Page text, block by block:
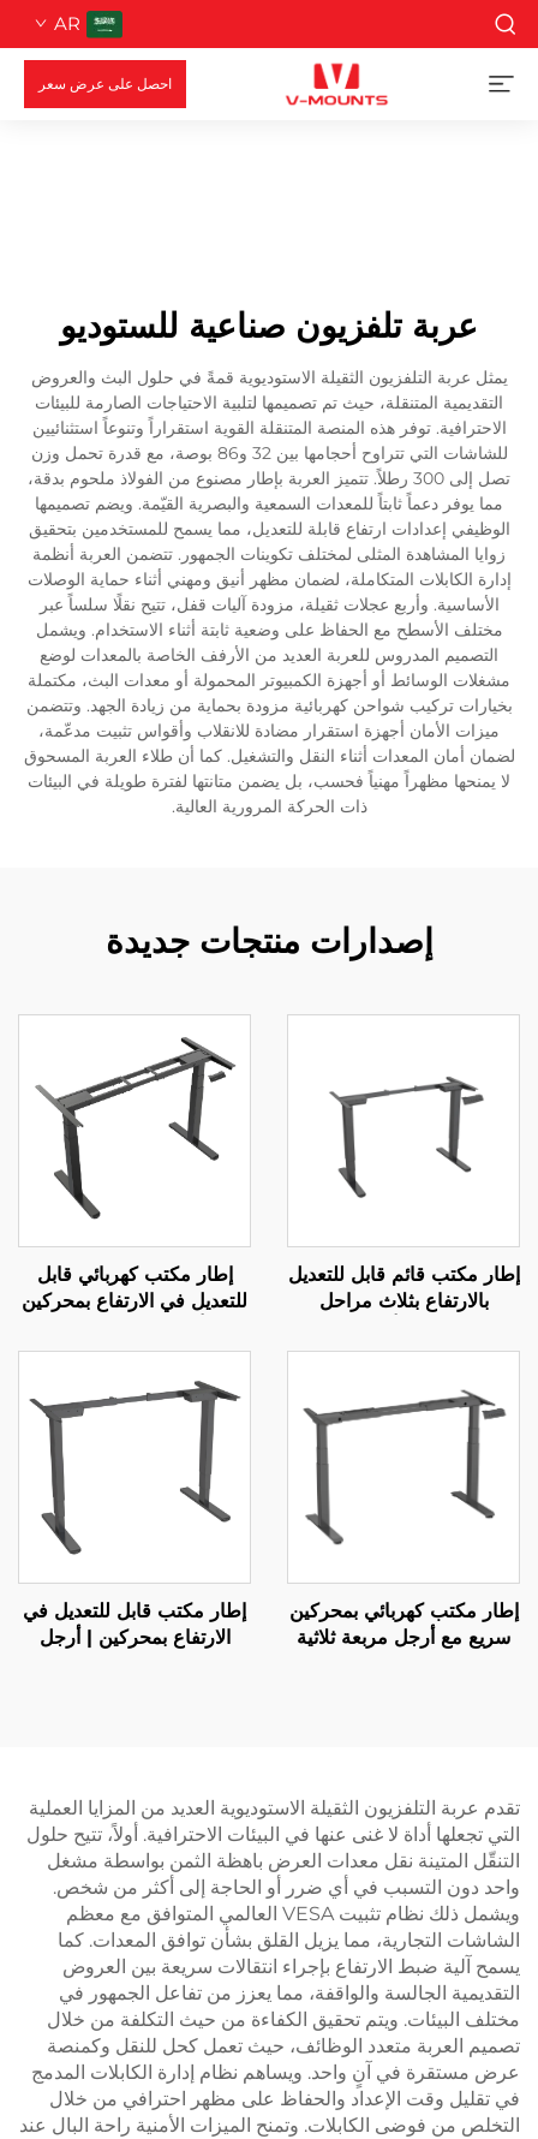
AR
احصل على عرض سعر
عربة تلفزيون صناعية للستوديو
يمثل عربة التلفزيون الثقيلة الاستوديوية قمةً في حلول البث والعروض
التقديمية المتنقلة، حيث تم تصميمها لتلبية الاحتياجات الصارمة للبيئات
الاحترافية. توفر هذه المنصة المتنقلة القوية استقراراً وتنوعاً استثنائيين
للشاشات التي تتراوح أحجامها بين 32 و86 بوصة، مع قدرة تحمل وزن
تصل إلى 300 رطلاً. تتميز العربة بإطار مصنوع من الفولاذ ملحوم بدقة،
مما يوفر دعماً ثابتاً للمعدات السمعية والبصرية القيّمة. ويضم تصميمها
الوظيفي إعدادات ارتفاع قابلة للتعديل، مما يسمح للمستخدمين بتحقيق
زوايا المشاهدة المثلى لمختلف تكوينات الجمهور. تتضمن العربة أنظمة
إدارة الكابلات المتكاملة، لضمان مظهر أنيق ومهني أثناء حماية الوصلات
الأساسية. وأربع عجلات ثقيلة، مزودة آليات قفل، تتيح نقلًا سلساً عبر
مختلف الأسطح مع الحفاظ على وضعية ثابتة أثناء الاستخدام. ويشمل
التصميم المدروس للعربة العديد من الأرفف الخاصة بالمعدات لوضع
مشغلات الوسائط أو أجهزة الكمبيوتر المحمولة أو معدات البث، مكتملة
بخيارات تركيب شواحن كهربائية مزودة بحماية من زيادة الجهد. وتتضمن
ميزات الأمان أجهزة استقرار مضادة للانقلاب وأقواس تثبيت مدعّمة،
لضمان أمان المعدات أثناء النقل والتشغيل. كما أن طلاء العربة المسحوق
لا يمنحها مظهراً مهنياً فحسب، بل يضمن متانتها لفترة طويلة في البيئات
ذات الحركة المرورية العالية.
إصدارات منتجات جديدة
إطار مكتب قائم قابل للتعديل
بالارتفاع بثلاث مراحل
معكوسة – V-MOUNTS
إطار مكتب كهربائي قابل
للتعديل في الارتفاع بمحركين
مراحل - V-MOUNTS
إطار مكتب كهربائي بمحركين
سريع مع أرجل مربعة ثلاثية
إطار مكتب قابل للتعديل في
الارتفاع بمحركين | أرجل
تقدم عربة التلفزيون الثقيلة الاستوديوية العديد من المزايا العملية
التي تجعلها أداة لا غنى عنها في البيئات الاحترافية. أولاً، تتيح حلول
التنقّل المتينة نقل معدات العرض باهظة الثمن بواسطة مشغل
واحد دون التسبب في أي ضرر أو الحاجة إلى أكثر من شخص.
ويشمل ذلك نظام تثبيت VESA العالمي المتوافق مع معظم
الشاشات التجارية، مما يزيل القلق بشأن توافق المعدات. كما
يسمح آلية ضبط الارتفاع بإجراء انتقالات سريعة بين العروض
التقديمية الجالسة والواقفة، مما يعزز من تفاعل الجمهور في
مختلف البيئات. ويتم تحقيق الكفاءة من حيث التكلفة من خلال
تصميم العربة متعدد الوظائف، حيث تعمل كحل للنقل وكمنصة
عرض مستقرة في آنٍ واحد. ويساهم نظام إدارة الكابلات المدمج
في تقليل وقت الإعداد والحفاظ على مظهر احترافي من خلال
التخلص من فوضى الكابلات. وتمنح الميزات الأمنية راحة البال عند